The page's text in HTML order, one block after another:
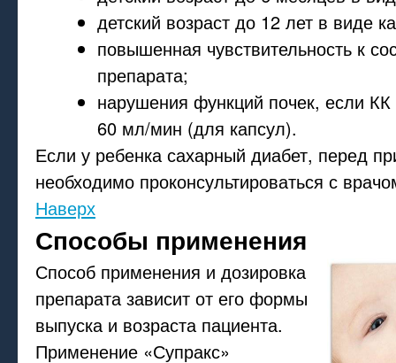
детский возраст до 12 лет в виде
повышенная чувствительность к
препарата;
нарушения функций почек, если
60 мл/мин (для капсул).
Если у ребенка сахарный диабет, перед
необходимо проконсультироваться с
Наверх
Способы применения
Способ применения и дозировка
препарата зависит от его формы
выпуска и возраста пациента.
Применение «Супракс»